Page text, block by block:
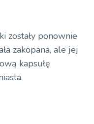
zostały ponownie
zakopana, ale jej
kapsułę